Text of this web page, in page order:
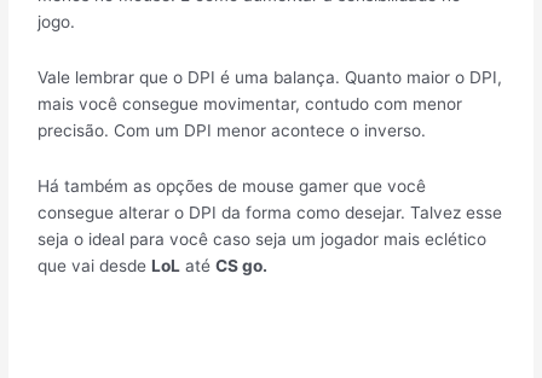
jogo.
Vale lembrar que o DPI é uma balança. Quanto maior o DPI,
mais você consegue movimentar, contudo com menor
precisão. Com um DPI menor acontece o inverso.
Há também as opções de mouse gamer que você
consegue alterar o DPI da forma como desejar. Talvez esse
seja o ideal para você caso seja um jogador mais eclético
que vai desdeLoL atéCS go.